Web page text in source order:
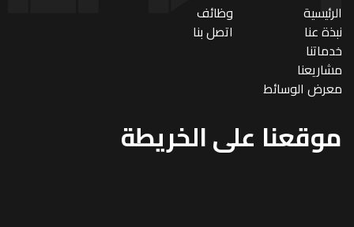
الرئيسية
نبذة عنا
خدماتنا
مشاريعنا
معرض الوسائط
وظائف
اتصل بنا
موقعنا على الخريطة